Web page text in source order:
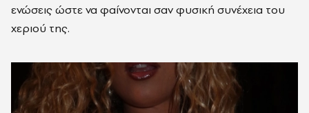
ενώσεις ώστε να φαίνονται σαν φυσική συνέχεια του
χεριού της.